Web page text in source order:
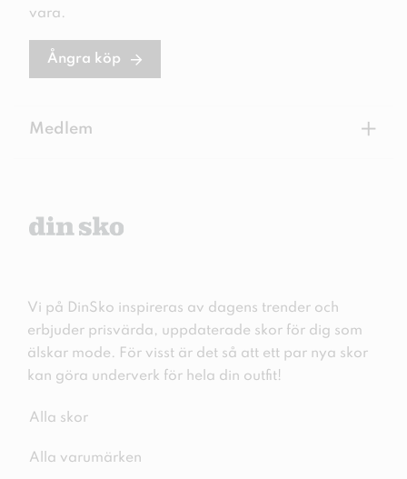
vara.
Ångra köp
Medlem +
Vi på DinSko inspireras av dagens trender och
erbjuder prisvärda, uppdaterade skor för dig som
älskar mode. För visst är det så att ett par nya skor
kan göra underverk för hela din outfit!
Alla skor
Alla varumärken